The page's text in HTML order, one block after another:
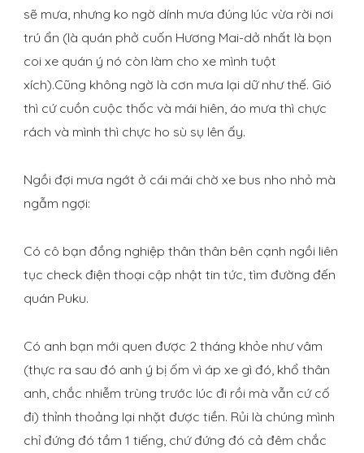
sẽ mưa, nhưng ko ngờ dính mưa đúng lúc vừa rời nơi
trú ẩn (là quán phở cuốn Hương Mai-dở nhất là bọn
coi xe quán ý nó còn làm cho xe mình tuột
xích).Cũng không ngờ là cơn mưa lại dữ như thế. Gió
thì cứ cuồn cuộc thốc và mái hiên, áo mưa thì chực
rách và mình thì chực ho sù sụ lên ấy.
Ngồi đợi mưa ngớt ở cái mái chờ xe bus nho nhỏ mà
ngẫm ngợi:
Có cô bạn đồng nghiệp thân thân bên cạnh ngồi liên
tục check điện thoại cập nhật tin tức, tìm đường đến
quán Puku.
Có anh bạn mới quen được 2 tháng khỏe như vâm
(thực ra sau đó anh ý bị ốm vì áp xe gì đó, khổ thân
anh, chắc nhiễm trùng trước lúc đi rồi mà vẫn cứ cố
đi) thỉnh thoảng lại nhặt được tiền. Rủi là chúng mình
chỉ đứng đó tầm 1 tiếng, chứ đứng đó cả đêm chắc